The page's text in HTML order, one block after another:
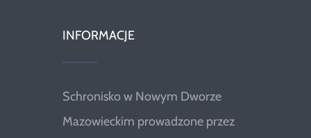
INFORMACJE
Schronisko w Nowym Dworze
Mazowieckim prowadzone przez